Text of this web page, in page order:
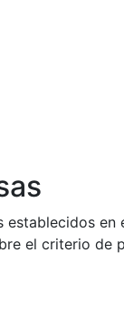
el criterio de